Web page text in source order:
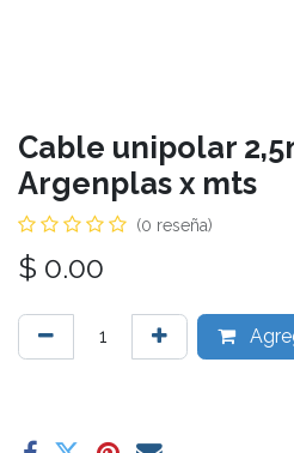
Cable unipolar
Argenplas x mts
(0 reseña)
$ 0.00